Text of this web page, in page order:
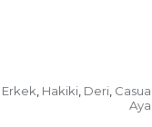
Erkek, Hakiki, Deri, Casual